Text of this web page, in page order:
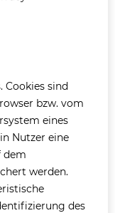
Cookies sind
bzw. vom
eines
Nutzer eine
dem
werden.
des